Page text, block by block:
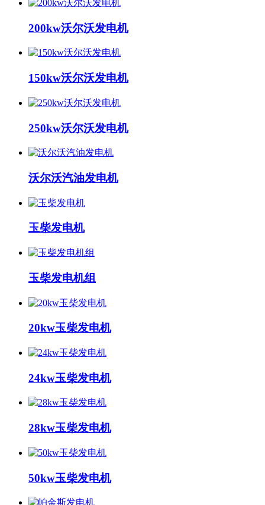
200kw沃尔沃发电机
150kw沃尔沃发电机
250kw沃尔沃发电机
沃尔沃汽油发电机
玉柴发电机
玉柴发电机组
20kw玉柴发电机
24kw玉柴发电机
28kw玉柴发电机
50kw玉柴发电机